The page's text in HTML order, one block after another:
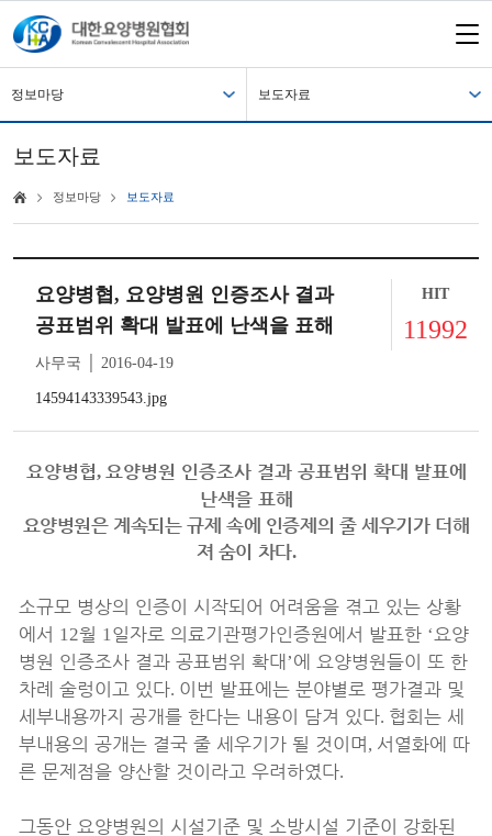
정보마당 보도자료
보도자료
정보마당 보도자료
요양병협, 요양병원 인증조사 결과
공표범위 확대 발표에 난색을 표해
사무국 │ 2016-04-19
14594143339543.jpg
HIT
11992
요양병협, 요양병원 인증조사 결과 공표범위 확대 발표에
난색을 표해
요양병원은 계속되는 규제 속에 인증제의 줄 세우기가 더해
져 숨이 차다.
소규모 병상의 인증이 시작되어 어려움을 겪고 있는 상황
에서 12월 1일자로 의료기관평가인증원에서 발표한 ‘요양
병원 인증조사 결과 공표범위 확대 ’에 요양병원들이 또 한
차례 술렁이고 있다. 이번 발표에는 분야별로 평가결과 및
세부내용까지 공개를 한다는 내용이 담겨 있다. 협회는 세
부내용의 공개는 결국 줄 세우기가 될 것이며 , 서열화에 따
른 문제점을 양산할 것이라고 우려하였다.
그동안 요양병원의 시설기준 및 소방시설 기준이 강화된